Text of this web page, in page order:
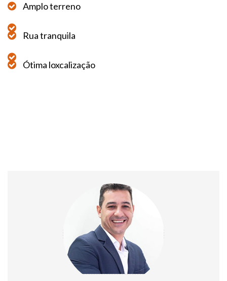
Amplo terreno
Rua tranquila
Ótima loxcalização